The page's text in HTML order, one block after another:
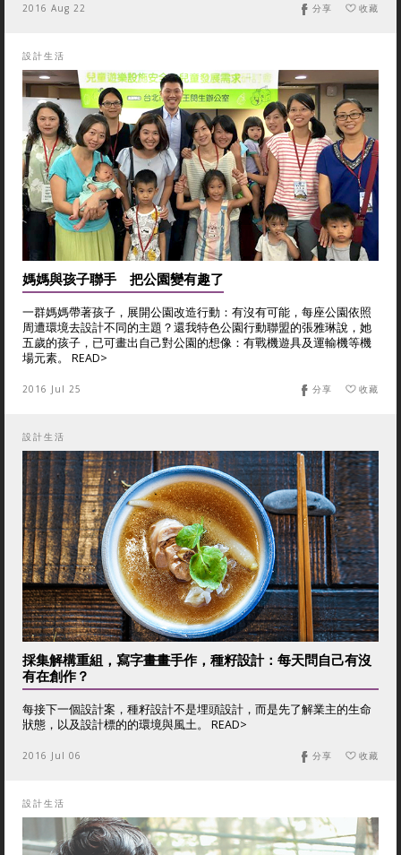
2016 Aug 22 收藏
分享
設計生活
媽媽與孩子聯手 把公園變有趣了
一群媽媽帶著孩子，展開公園改造行動：有沒有可能，每座公園依照
周遭環境去設計不同的主題？還我特色公園行動聯盟的張雅琳說，她
五歲的孩子，已可畫出自己對公園的想像：有戰機遊具及運輸機等機
場元素。 READ>
2016 Jul 25 收藏
分享
設計生活
採集解構重組，寫字畫畫手作，種籽設計：每天問自己有沒
有在創作？
每接下一個設計案，種籽設計不是埋頭設計，而是先了解業主的生命
狀態，以及設計標的的環境與風土。 READ>
2016 Jul 06 收藏
分享
設計生活